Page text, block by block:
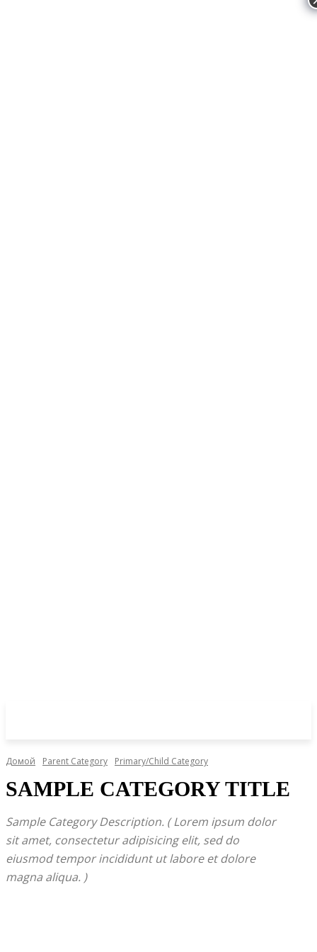
Домой Parent Category Primary/Child Category
SAMPLE CATEGORY TITLE
Sample Category Description. ( Lorem ipsum dolor
sit amet, consectetur adipisicing elit, sed do
eiusmod tempor incididunt ut labore et dolore
magna aliqua. )